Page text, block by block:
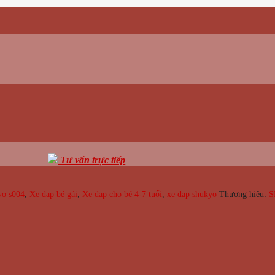
Tư vấn trực tiếp
s004 Xe đạp bé gái Xe đạp cho bé 4-7 tuổi xe đạp shukyo Thương hiệu: